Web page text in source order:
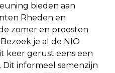
bieden aan
Rheden en
zomer en proosten
je al de NIO
keer gerust eens een
informeel samenzijn